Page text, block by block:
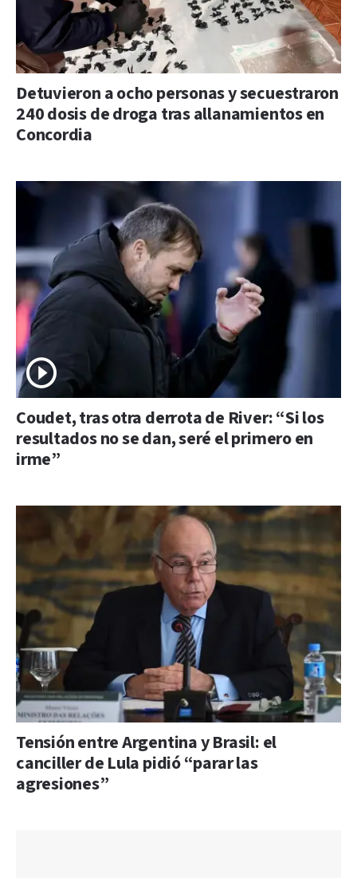
Detuvieron a ocho personas y secuestraron
240 dosis de droga tras allanamientos en
Concordia
Coudet, tras otra derrota de River: “Si los
resultados no se dan, seré el primero en
irme”
Tensión entre Argentina y Brasil: el
canciller de Lula pidió “parar las
agresiones”